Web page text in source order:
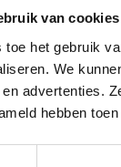
van cookies
toe het gebruik
We
advertenties.
hebben
creativity?